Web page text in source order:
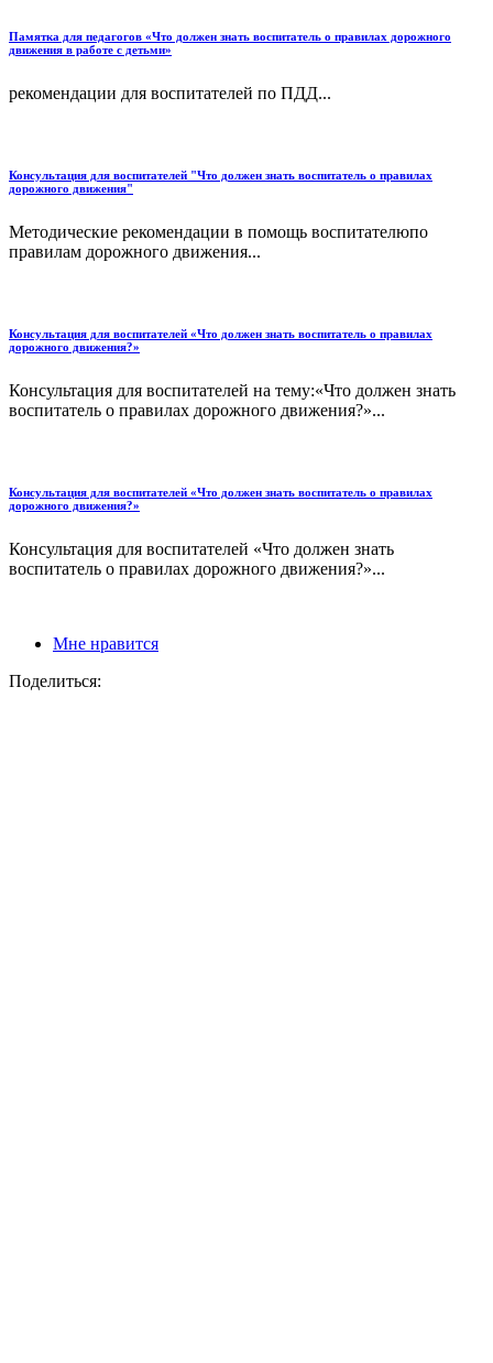
Памятка для педагогов «Что должен знать воспитатель о правилах дорожного
движения в работе с детьми»
рекомендации для воспитателей по ПДД...
Консультация для воспитателей "Что должен знать воспитатель о правилах
дорожного движения"
Методические рекомендации в помощь воспитателюпо
правилам дорожного движения...
Консультация для воспитателей «Что должен знать воспитатель о правилах
дорожного движения?»
Консультация для воспитателей на тему:«Что должен знать
воспитатель о правилах дорожного движения?»...
Консультация для воспитателей «Что должен знать воспитатель о правилах
дорожного движения?»
Консультация для воспитателей «Что должен знать
воспитатель о правилах дорожного движения?»...
Мне нравится
Поделиться: